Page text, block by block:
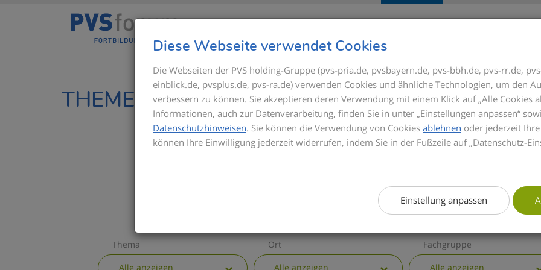
Diese Webseite verwendet Cookies
Die Webseiten der PVS holding-Gruppe (pvs-pria.de, pvsbayern.de, pvs-bbh.de, pvs-rr.de,
einblick.de, pvsplus.de, pvs-ra.de) verwenden Cookies und ähnliche Technologien, um den
verbessern zu können. Sie akzeptieren deren Verwendung mit einem Klick auf „Alle Cookies
Informationen, auch zur Datenverarbeitung, finden Sie in unter „Einstellungen anpassen“
Datenschutzhinweisen. Sie können die Verwendung von Cookies ablehnen oder jederzeit
können Ihre Einwilligung jederzeit widerrufen, indem Sie in der Fußzeile auf „Datenschutz-
Einstellung anpassen
THEMEN IM ÜBERBLICK
Bis zum
Privatabrechnung
basieren die
informieren wir Sie
GOÄ. Zusätzlich
Thema
Alle anzeigen
Ort
Alle anzeigen
Fachgruppe
Alle anzeigen